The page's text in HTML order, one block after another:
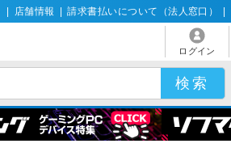
店舗情報 請求書払いについて（法人窓口）
ログイン